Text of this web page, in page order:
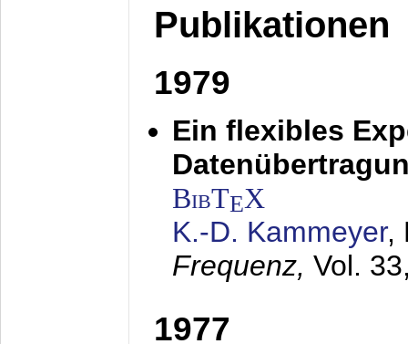
Publikationen
1979
Ein flexibles
BibTEX
K.-D. Kammeyer,
Frequenz, Vol.
1977